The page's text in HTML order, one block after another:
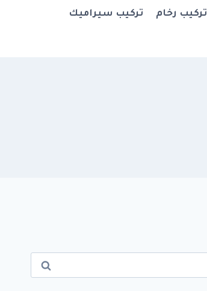
تركيب رخام تركيب سيراميك